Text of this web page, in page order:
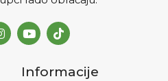
Informacije